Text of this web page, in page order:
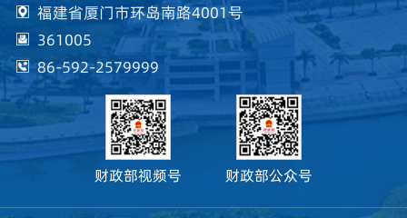
福建省厦门市环岛南路4001号
361005
86-592-2579999
财政部视频号 财政部公众号